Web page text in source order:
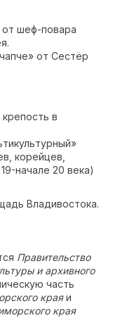
от шеф-повара
от Сестёр
в
корейцев,
начале 20 века)
Владивостока.
Правительство
и архивного
часть
краяи
края